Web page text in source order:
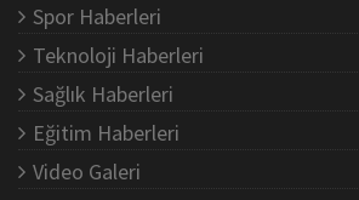
Spor Haberleri
Teknoloji Haberleri
Sağlık Haberleri
Eğitim Haberleri
Video Galeri